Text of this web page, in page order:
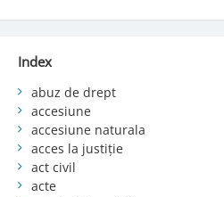
Index
abuz de drept
accesiune
accesiune naturala
acces la justiție
act civil
acte